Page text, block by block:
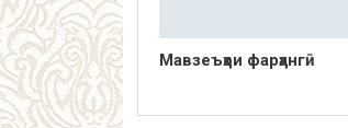
Мавзеъҳои фарҳангӣ